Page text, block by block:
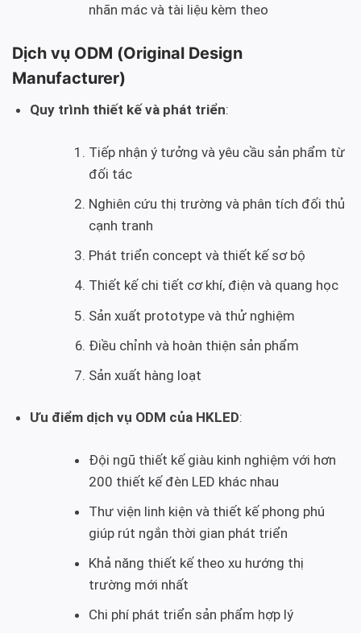
nhãn mác và tài liệu kèm theo
Dịch vụ ODM (Original Design
Manufacturer)
Quy trình thiết kế và phát triển:
Tiếp nhận ý tưởng và yêu cầu sản phẩm từ
đối tác
Nghiên cứu thị trường và phân tích đối thủ
cạnh tranh
Phát triển concept và thiết kế sơ bộ
Thiết kế chi tiết cơ khí, điện và quang học
Sản xuất prototype và thử nghiệm
Điều chỉnh và hoàn thiện sản phẩm
Sản xuất hàng loạt
Ưu điểm dịch vụ ODM của HKLED:
Đội ngũ thiết kế giàu kinh nghiệm với hơn
200 thiết kế đèn LED khác nhau
Thư viện linh kiện và thiết kế phong phú
giúp rút ngắn thời gian phát triển
Khả năng thiết kế theo xu hướng thị
trường mới nhất
Chi phí phát triển sản phẩm hợp lý